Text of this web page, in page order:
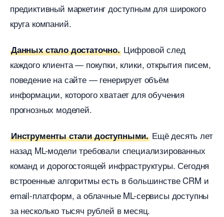
предиктивный маркетинг доступным для широкого
круга компаний.
Данных стало достаточно.Цифровой след
каждого клиента — покупки, клики, открытия писем,
поведение на сайте — генерирует объём
информации, которого хватает для обучения
прогнозных моделей.
Инструменты стали доступными. Ещё десять лет
назад ML-модели требовали специализированных
команд и дорогостоящей инфраструктуры. Сегодня
строенные алгоритмы есть в большинстве CRM и
email-платформ, а облачные ML-сервисы доступны
за несколько тысяч рублей в месяц.